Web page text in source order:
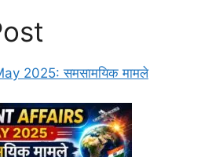
2025: समसामयिक मामले